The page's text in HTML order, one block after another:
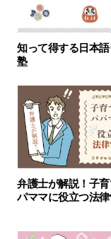
知って得する日本
塾
弁護士が解説！子
パママに役立つ法